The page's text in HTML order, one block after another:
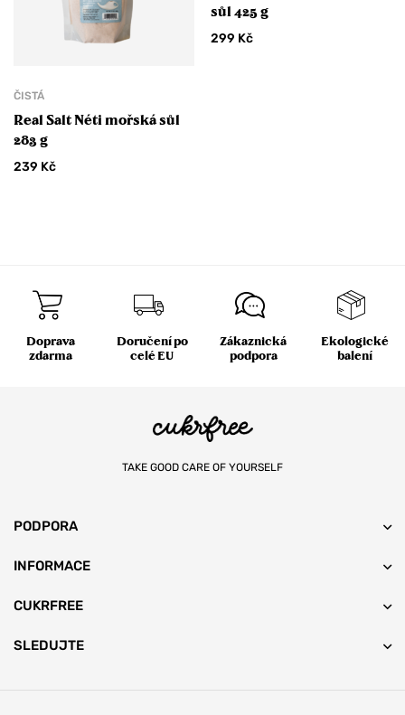
ČISTÁ
Real Salt Néti mořská sůl
283 g
239 Kč
sůl 425 g
299 Kč
Doprava
zdarma
Doručení po
celé EU
Zákaznická
podpora
Ekologické
balení
TAKE GOOD CARE OF YOURSELF
PODPORA
INFORMACE
CUKRFREE
SLEDUJTE